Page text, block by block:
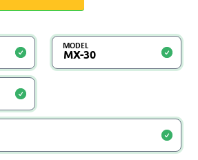
MODEL